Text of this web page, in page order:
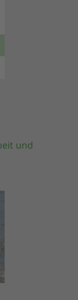
und